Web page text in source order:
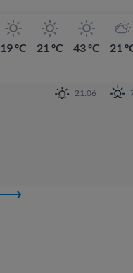
19 ºC 21 ºC 43 ºC
21:06
21